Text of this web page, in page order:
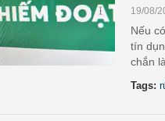
19/08/
Nếu
tín
chắn
Tags: